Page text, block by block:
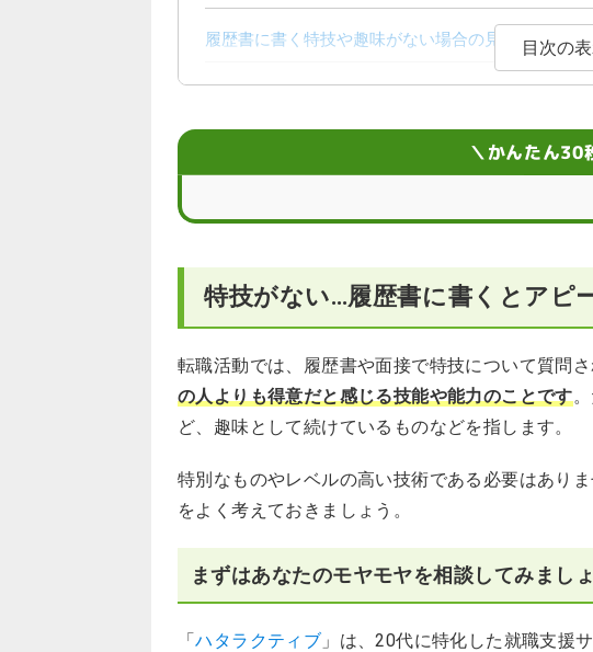
履歴書に書く特技や趣味がない場合の見つけ方
面接で特技をアピールする際のポイント
特別でなくてOK！普段の自分から特技を見つけよう
履歴書に書く特技がない場合のお悩みQ&A
目次の
＼かんたん30
特技がない…履歴書に書くとアピ
転職活動では、履歴書や面接で特技について質問
の人よりも得意だと感じる技能や能力のことです
ど、趣味として続けているものなどを指します。
特別なものやレベルの高い技術である必要はあり
をよく考えておきましょう。
まずはあなたのモヤモヤを相談してみまし
「ハタラクティブ 」は、20代に特化した就職支援